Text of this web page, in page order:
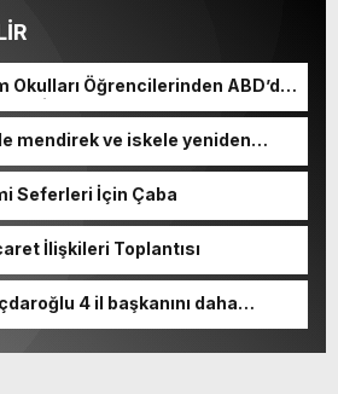
Okulları Öğrencilerinden ABD’de
14 Madalya Kazandı
mendirek ve iskele yeniden
Seferleri İçin Çaba
İlişkileri Toplantısı
4 il başkanını daha